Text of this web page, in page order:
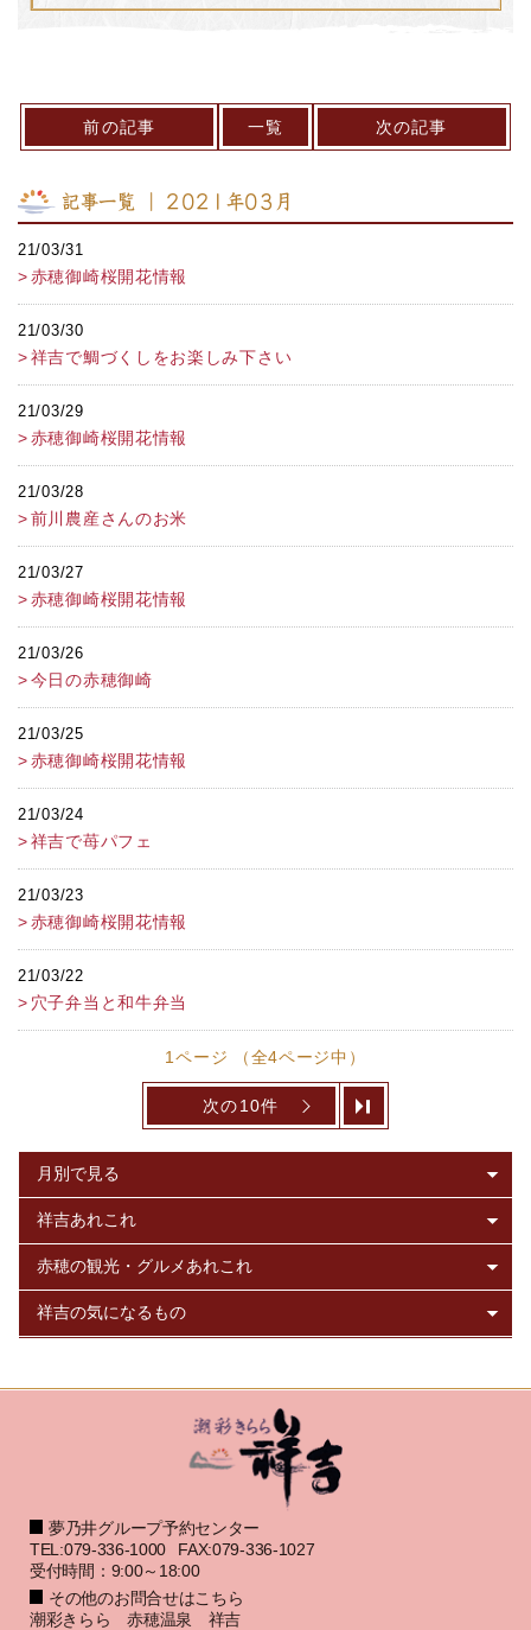
前の記事 一覧 次の記事
記事一覧 ｜ 2021年03月
21/03/31
赤穂御崎桜開花情報
21/03/30
祥吉で鯛づくしをお楽しみ下さい
21/03/29
赤穂御崎桜開花情報
21/03/28
前川農産さんのお米
21/03/27
赤穂御崎桜開花情報
21/03/26
今日の赤穂御崎
21/03/25
赤穂御崎桜開花情報
21/03/24
祥吉で苺パフェ
21/03/23
赤穂御崎桜開花情報
21/03/22
穴子弁当と和牛弁当
1ページ （全4ページ中）
次の10件
夢乃井グループ予約センター
TEL:079-336-1000
FAX:079-336-1027
受付時間：9:00～18:00
その他のお問合せはこちら
潮彩きらら 赤穂温泉 祥吉